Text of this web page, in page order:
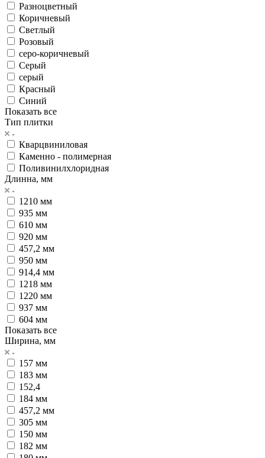
Разноцветный
Коричневый
Светлый
Розовый
серо-коричневый
Серый
серый
Красный
Синий
Показать все
Тип плитки
Кварцвиниловая
Каменно - полимерная
Поливинилхлоридная
Длинна, мм
1210 мм
935 мм
610 мм
920 мм
457,2 мм
950 мм
914,4 мм
1218 мм
1220 мм
937 мм
604 мм
Показать все
Ширина, мм
157 мм
183 мм
152,4
184 мм
457,2 мм
305 мм
150 мм
182 мм